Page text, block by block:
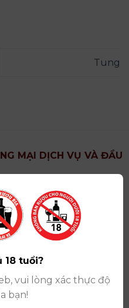
Tung
MẠI DỊCH VỤ VÀ ĐẦU
Thành Phố Hà Nội
Phường Ngọc Hà,
Sở Tài Chính Thành
07/05/2008,đăng ký
2025
số : 529/GP-BCT do Bộ
2022
18 tuổi?
vui lòng xác thực độ
bạn!